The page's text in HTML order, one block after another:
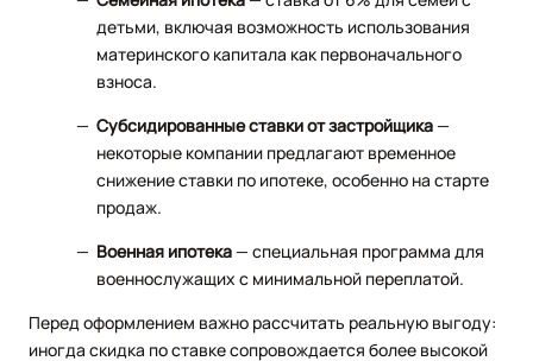
детьми, включая возможность использования
материнского капитала как первоначального
взноса.
Субсидированные ставки от застройщика—
некоторые компании предлагают временное
снижение ставки по ипотеке, особенно на старте
продаж.
Военная ипотека— специальная программа для
военнослужащих с минимальной переплатой.
Перед оформлением важно рассчитать реальную выгоду:
иногда скидка по ставке сопровождается более высокой